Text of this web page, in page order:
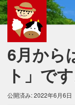
6月から
ト」です
公開済み: 2022年6月6日